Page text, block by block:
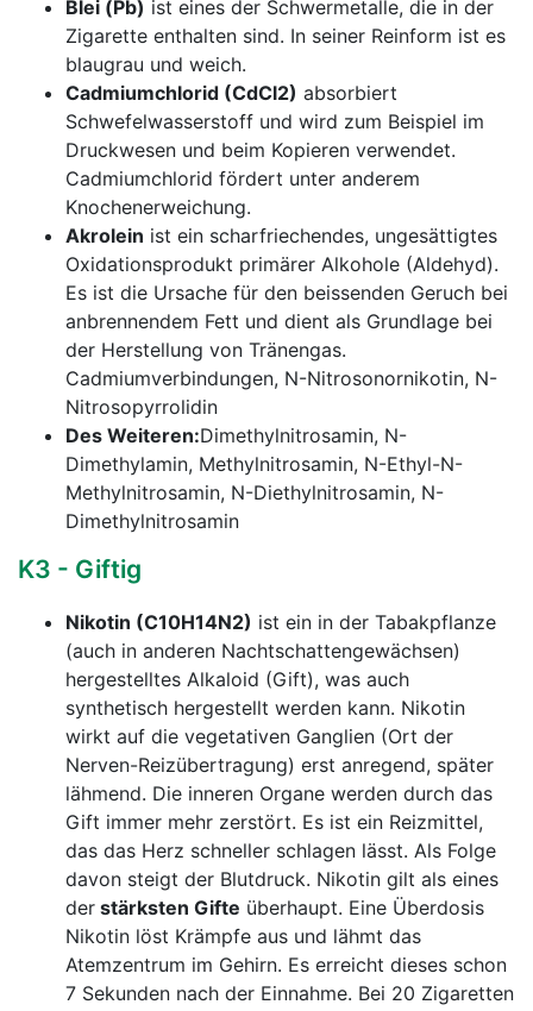
Blei (Pb) ist eines der Schwermetalle, die in der
Zigarette enthalten sind. In seiner Reinform ist es
blaugrau und weich.
Cadmiumchlorid (CdCl2) absorbiert
Schwefelwasserstoff und wird zum Beispiel im
Druckwesen und beim Kopieren verwendet.
Cadmiumchlorid fördert unter anderem
Knochenerweichung.
Akrolein ist ein scharfriechendes, ungesättigtes
Oxidationsprodukt primärer Alkohole (Aldehyd).
Es ist die Ursache für den beissenden Geruch bei
anbrennendem Fett und dient als Grundlage bei
der Herstellung von Tränengas.
Cadmiumverbindungen, N-Nitrosonornikotin, N-
Nitrosopyrrolidin
Des Weiteren:Dimethylnitrosamin, N-
Dimethylamin, Methylnitrosamin, N-Ethyl-N-
Methylnitrosamin, N-Diethylnitrosamin, N-
Dimethylnitrosamin
K3 - Giftig
Nikotin (C10H14N2) ist ein in der Tabakpflanze
(auch in anderen Nachtschattengewächsen)
hergestelltes Alkaloid (Gift), was auch
synthetisch hergestellt werden kann. Nikotin
wirkt auf die vegetativen Ganglien (Ort der
Nerven-Reizübertragung) erst anregend, später
lähmend. Die inneren Organe werden durch das
Gift immer mehr zerstört. Es ist ein Reizmittel,
das das Herz schneller schlagen lässt. Als Folge
davon steigt der Blutdruck. Nikotin gilt als eines
der stärksten Gifte überhaupt. Eine Überdosis
Nikotin löst Krämpfe aus und lähmt das
Atemzentrum im Gehirn. Es erreicht dieses schon
7 Sekunden nach der Einnahme. Bei 20 Zigaretten